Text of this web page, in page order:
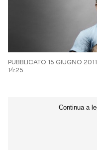
PUBBLICATO 15 GIUGNO 2011
14:25